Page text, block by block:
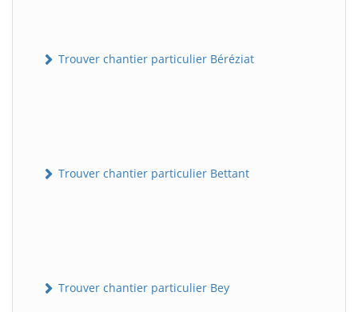
Trouver chantier particulier Béréziat
Trouver chantier particulier Bettant
Trouver chantier particulier Bey